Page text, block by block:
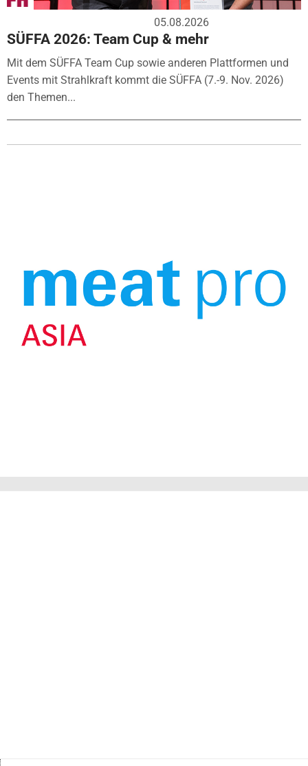
05.08.2026
SÜFFA 2026: Team Cup & mehr
Mit dem SÜFFA Team Cup sowie anderen Plattformen und
Events mit Strahlkraft kommt die SÜFFA (7.-9. Nov. 2026)
den Themen...